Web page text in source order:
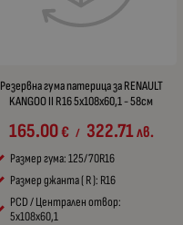
Резервна гума патерица за RENAULT
KANGOO II R16 5x108x60,1 - 58см
165.00€ / 322.71лв.
Размер гума: 125/70R16
Размер джанта ( R ): R16
PCD / Централен отвор:
5x108x60,1